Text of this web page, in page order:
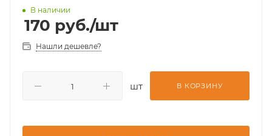
В наличии
170 руб./шт
Нашли дешевле?
шт В КОРЗИНУ